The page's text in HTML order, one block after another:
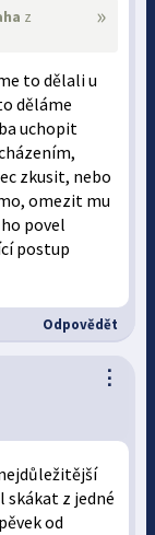
»
z
to dělali u
děláme
uchopit
zkusit, nebo
omezit mu
povel
postup
Odpovědět
⋮
z jedné
od